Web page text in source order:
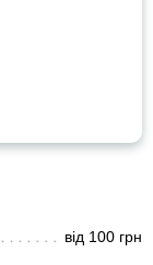
від 100 грн